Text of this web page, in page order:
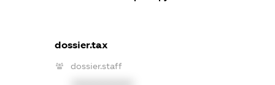
dossier.tax
dossier.staff